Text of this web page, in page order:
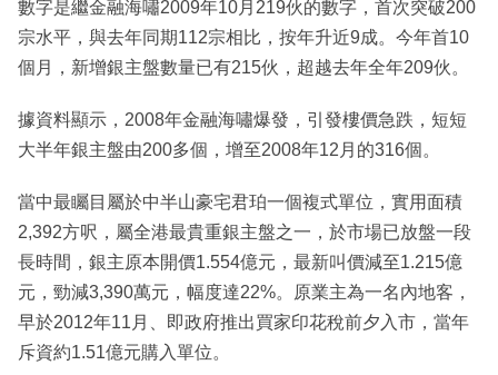
數字是繼金融海嘯2009年10月219伙的數字，首次突破200
宗水平，與去年同期112宗相比，按年升近9成。今年首10
個月，新增銀主盤數量已有215伙，超越去年全年209伙。
據資料顯示，2008年金融海嘯爆發，引發樓價急跌，短短
大半年銀主盤由200多個，增至2008年12月的316個。
當中最矚目屬於中半山豪宅君珀一個複式單位，實用面積
2,392方呎，屬全港最貴重銀主盤之一，於市場已放盤一段
長時間，銀主原本開價1.554億元，最新叫價減至1.215億
元，勁減3,390萬元，幅度達22%。原業主為一名內地客，
早於2012年11月、即政府推出買家印花稅前夕入市，當年
斥資約1.51億元購入單位。